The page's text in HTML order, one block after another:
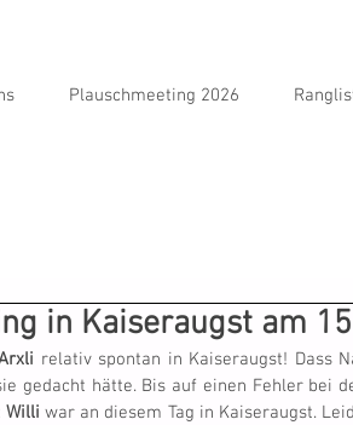
Plauschmeeting 2026
in Kaiseraugst am
relativ spontan in Kaiseraugst! Dass
gedacht hätte. Bis auf einen Fehler bei
Willi war an diesem Tag in Kaiseraugst.